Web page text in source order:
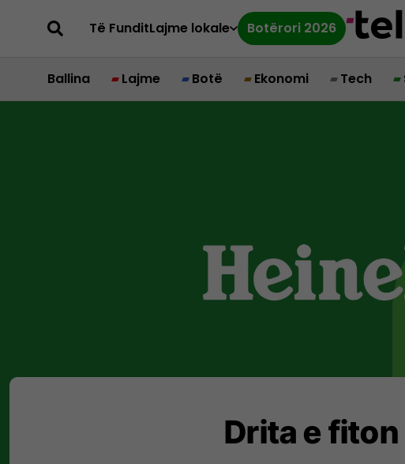
Të FunditLajme lokale Botërori 2026
Ballina Lajme Botë Ekonomi Tech
Drita e fiton